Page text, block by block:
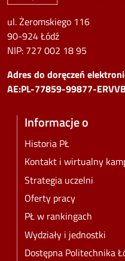
ul. Żeromskiego 116
90-924 Łódź
NIP: 727 002 18 95
Adres do doręczeń
AE:PL-77859-99877-
Informacje o
Historia PŁ
Kontakt i wirtualny
Strategia uczelni
Oferty pracy
PŁ w rankingach
Wydziały i jednostki
Dostępna Politechnika